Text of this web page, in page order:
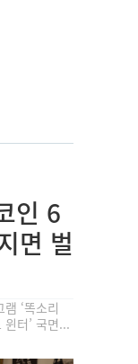
인 6
면 벌
‘똑소리
터’ 국면...